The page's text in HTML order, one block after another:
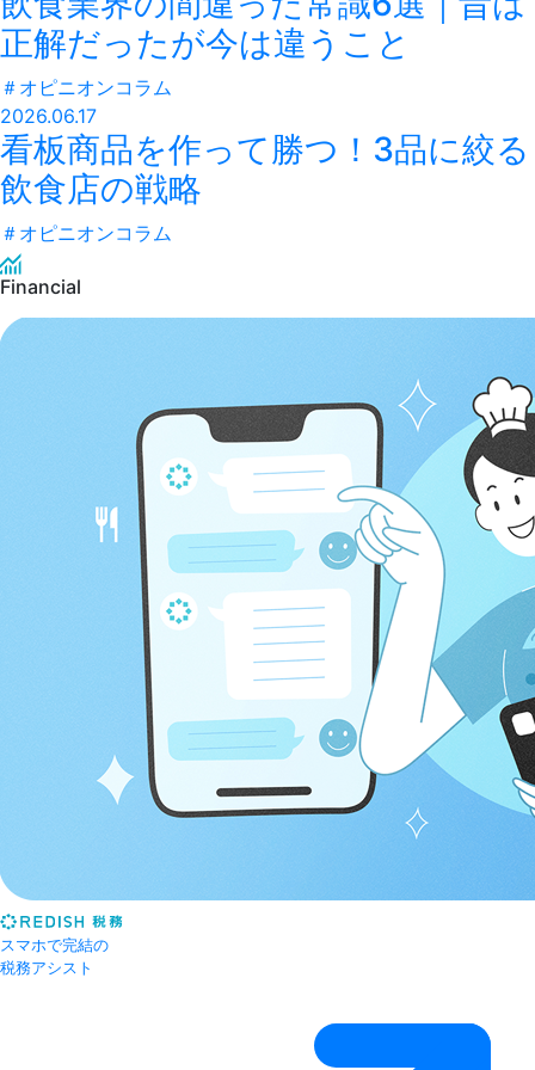
正解だったが今は違うこと
＃ オピニオンコラム
2026.06.17
看板商品を作って勝つ！3品に絞る
飲食店の戦略
＃ オピニオンコラム
Financial
スマホで完結の
税務アシスト